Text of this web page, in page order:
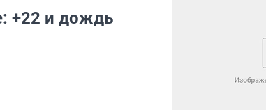
+22 и дождь